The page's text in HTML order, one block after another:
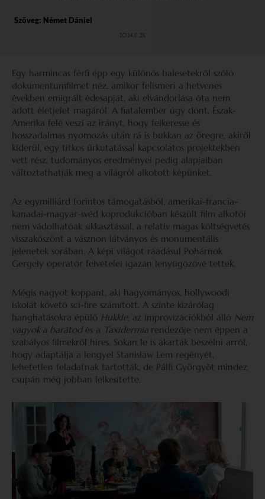
Szöveg: Német Dániel
2024.11.28.
Egy harmincas férfi épp egy különös balesetekről szóló
dokumentumfilmet néz, amikor felismeri a hetvenes
években emigrált édesapját, aki elvándorlása óta nem
adott életjelet magáról. A fiatalember úgy dönt, Észak-
Amerika felé veszi az irányt, hogy felkeresse és
hosszadalmas nyomozás után rá is bukkan az öregre, akiről
kiderül, egy titkos űrkutatással kapcsolatos projektekben
vett rész, tudományos eredményei pedig alapjaiban
változtathatják meg a világról alkotott képünket.
Az egymilliárd forintos támogatásból, amerikai-francia-
kanadai-magyar-svéd koprodukcióban készült film alkotói
nem vádolhatóak sikkasztással, a relatív magas költségvetés
visszaköszönt a vásznon látványos és monumentális
jelenetek sorában. A képi világot ráadásul Pohárnok
Gergely operatőr felvételei igazán lenyűgözővé tettek.
Mégis nagyot koppant, aki hagyományos, hollywoodi
iskolát követő sci-fire számított. A szinte kizárólag
hanghatásokra épülő Hukkle, az improvizációkból álló Nem
vagyok a barátodés a Taxidermia rendezője nem éppen a
szabályos filmekről híres. Sokan le is akarták beszélni arról,
hogy adaptálja a lengyel Stanisław Lem regényét,
lehetetlen feladatnak tartották, de Pálfi Györgyöt mindez
csupán még jobban lelkesítette.